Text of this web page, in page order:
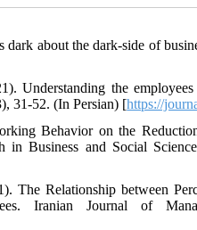
about the dark-side of
the
31-52. (In Persian) [https://
Behavior on the
in Business and Social
Relationship between
Iranian Journal of